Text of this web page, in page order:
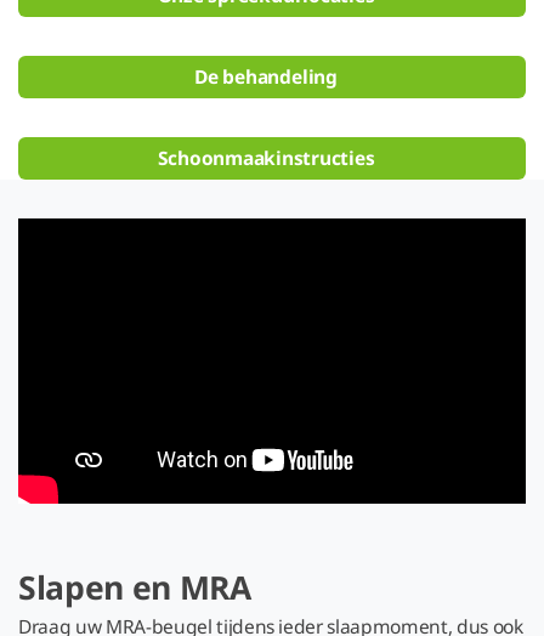
De behandeling
Schoonmaakinstructies
Slapen en MRA
Draag uw MRA-beugel tijdens ieder slaapmoment, dus ook